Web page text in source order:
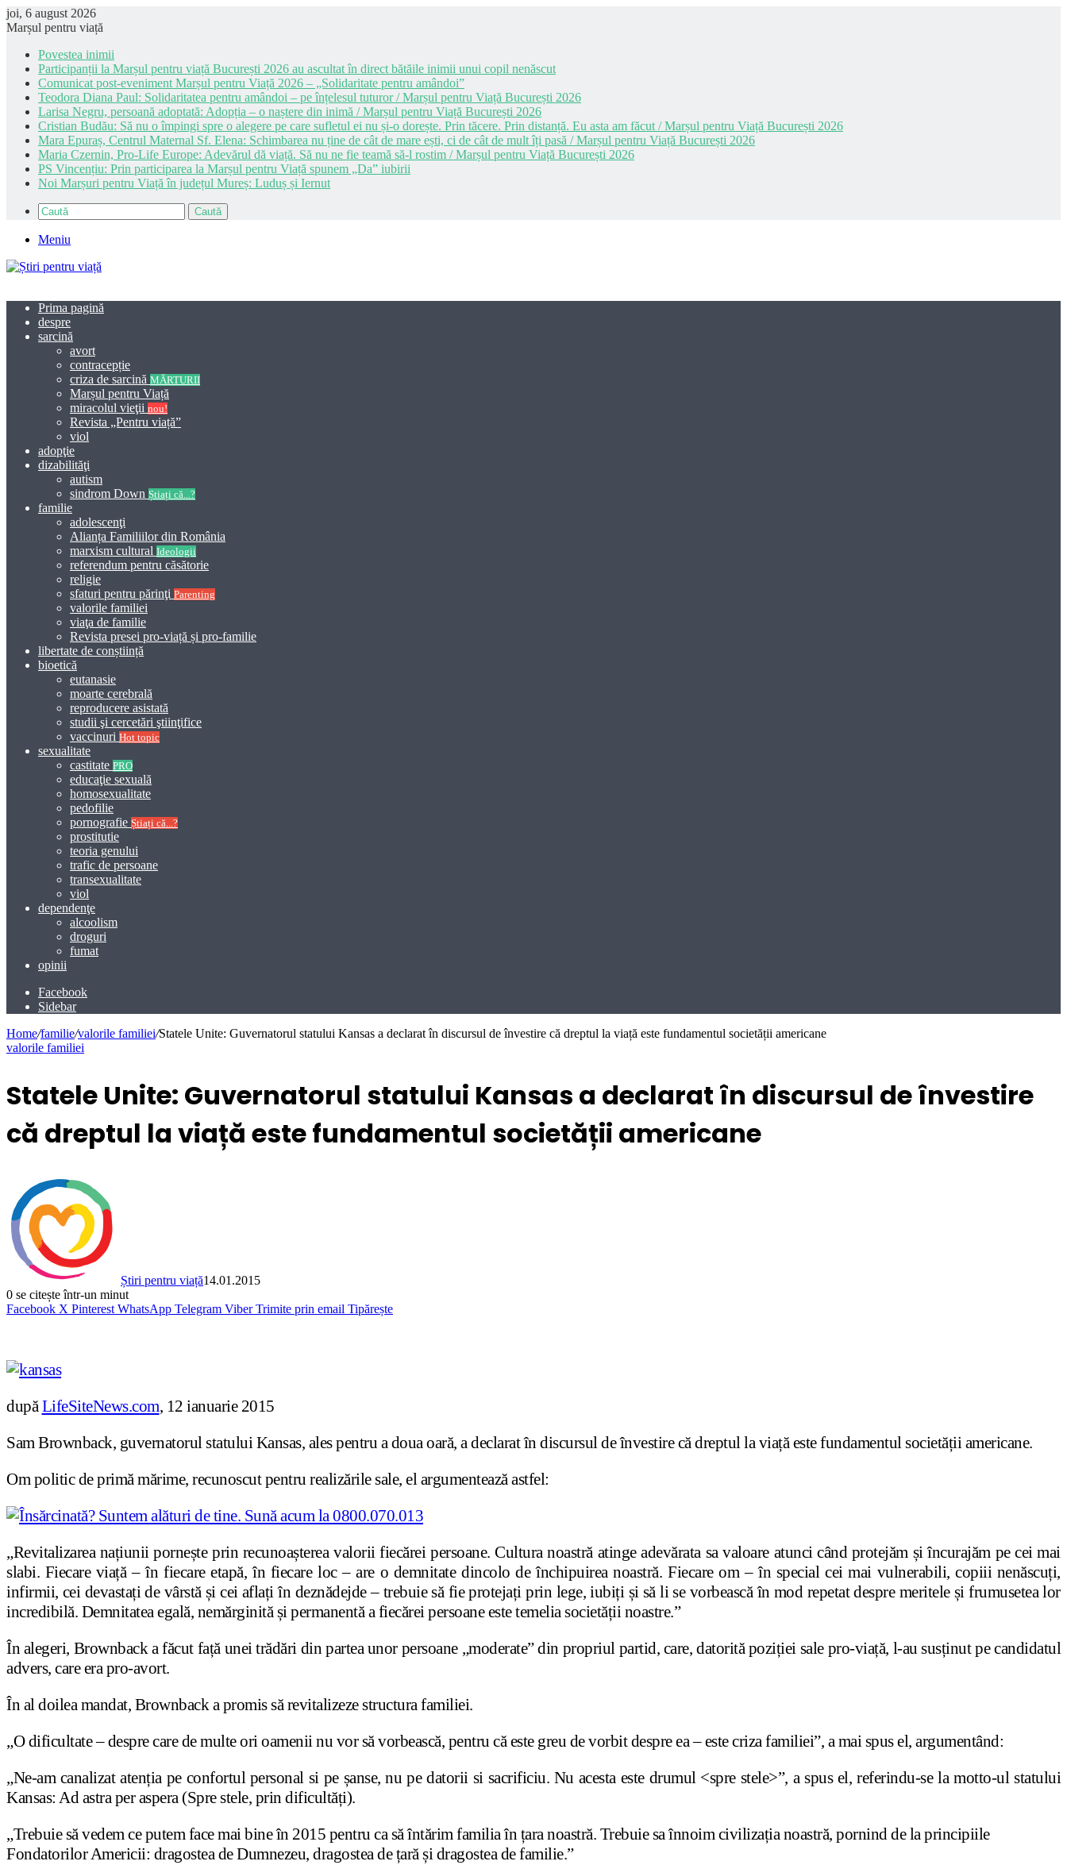
joi, 6 august 2026
Marșul pentru viață
Povestea inimii
Participanții la Marșul pentru viață București 2026 au ascultat în direct bătăile inimii unui copil nenăscut
Comunicat post-eveniment Marșul pentru Viață 2026 – „Solidaritate pentru amândoi”
Teodora Diana Paul: Solidaritatea pentru amândoi – pe înțelesul tuturor / Marșul pentru Viață București 2026
Larisa Negru, persoană adoptată: Adopția – o naștere din inimă / Marșul pentru Viață București 2026
Cristian Budău: Să nu o împingi spre o alegere pe care sufletul ei nu și-o dorește. Prin tăcere. Prin distanță. Eu asta am făcut / Marșul pentru Viață București 2026
Mara Epuraș, Centrul Maternal Sf. Elena: Schimbarea nu ține de cât de mare ești, ci de cât de mult îți pasă / Marșul pentru Viață București 2026
Maria Czernin, Pro-Life Europe: Adevărul dă viață. Să nu ne fie teamă să-l rostim / Marșul pentru Viață București 2026
PS Vincențiu: Prin participarea la Marșul pentru Viață spunem „Da” iubirii
Noi Marșuri pentru Viață în județul Mureș: Luduș și Iernut
Caută
Meniu
Prima pagină
despre
sarcină
avort
contracepție
criza de sarcină MĂRTURII
Marșul pentru Viață
miracolul vieţii nou!
Revista „Pentru viață”
viol
adopţie
dizabilităţi
autism
sindrom Down Știați că...?
familie
adolescenţi
Alianța Familiilor din România
marxism cultural Ideologii
referendum pentru căsătorie
religie
sfaturi pentru părinţi Parenting
valorile familiei
viaţa de familie
Revista presei pro-viață și pro-familie
libertate de conștiință
bioetică
eutanasie
moarte cerebrală
reproducere asistată
studii şi cercetări ştiinţifice
vaccinuri Hot topic
sexualitate
castitate PRO
educaţie sexuală
homosexualitate
pedofilie
pornografie Știați că...?
prostitutie
teoria genului
trafic de persoane
transexualitate
viol
dependenţe
alcoolism
droguri
fumat
opinii
Facebook
Sidebar
Home/familie/valorile familiei/Statele Unite: Guvernatorul statului Kansas a declarat în discursul de învestire că dreptul la viață este fundamentul societății americane
valorile familiei
Statele Unite: Guvernatorul statului Kansas a declarat în discursul de învestire
că dreptul la viață este fundamentul societății americane
Știri pentru viață14.01.2015
0 se citește într-un minut
Facebook X Pinterest WhatsApp Telegram Viber Trimite prin email Tipărește
dupăLifeSiteNews.com, 12 ianuarie 2015
Sam Brownback, guvernatorul statului Kansas, ales pentru a doua oară, a declarat în discursul de învestire că dreptul la viață este fundamentul societății americane.
Om politic de primă mărime, recunoscut pentru realizările sale, el argumentează astfel:
„Revitalizarea națiunii pornește prin recunoașterea valorii fiecărei persoane. Cultura noastră atinge adevărata sa valoare atunci când protejăm și încurajăm pe cei mai
slabi. Fiecare viață – în fiecare etapă, în fiecare loc – are o demnitate dincolo de închipuirea noastră. Fiecare om – în special cei mai vulnerabili, copiii nenăscuți,
infirmii, cei devastați de vârstă și cei aflați în deznădejde – trebuie să fie protejați prin lege, iubiți și să li se vorbească în mod repetat despre meritele și frumusetea lor
incredibilă. Demnitatea egală, nemărginită și permanentă a fiecărei persoane este temelia societății noastre.”
În alegeri, Brownback a făcut față unei trădări din partea unor persoane „moderate” din propriul partid, care, datorită poziției sale pro-viață, l-au susținut pe candidatul
advers, care era pro-avort.
În al doilea mandat, Brownback a promis să revitalizeze structura familiei.
„O dificultate – despre care de multe ori oamenii nu vor să vorbească, pentru că este greu de vorbit despre ea – este criza familiei”, a mai spus el, argumentând:
„Ne-am canalizat atenția pe confortul personal si pe șanse, nu pe datorii si sacrificiu. Nu acesta este drumul <spre stele>”, a spus el, referindu-se la motto-ul statului
Kansas: Ad astra per aspera (Spre stele, prin dificultăți).
„Trebuie să vedem ce putem face mai bine în 2015 pentru ca să întărim familia în țara noastră. Trebuie sa înnoim civilizația noastră, pornind de la principiile
Fondatorilor Americii: dragostea de Dumnezeu, dragostea de țară și dragostea de familie.”